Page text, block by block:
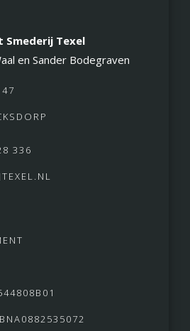
Smederij Texel
en Sander Bodegraven
47
336